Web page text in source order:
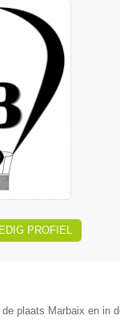
PROFIEL
plaats Marbaix en in